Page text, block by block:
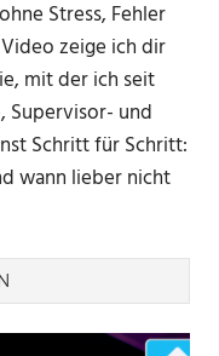
Stress, Fehler
zeige ich dir
mit der ich seit
Supervisor- und
Schritt für Schritt:
wann lieber nicht